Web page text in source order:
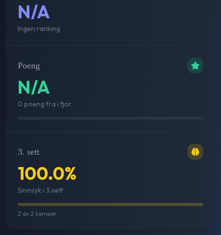
N/A
Ingen ranking
Poeng
N/A
0 poeng fra i fjor
3. sett
100.0%
Sinnsyk i 3.sett
2 av 2 kamper